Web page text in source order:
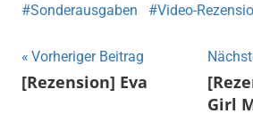
Sonderausgaben
Video-
Beitragsnavigation
Vorheriger Beitrag
[Rezension] Eva
Girl